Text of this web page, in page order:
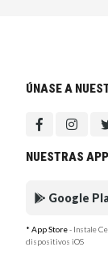
ÚNASE A
NUESTRAS
Google
* App Store- Instale
dispositivos iOS